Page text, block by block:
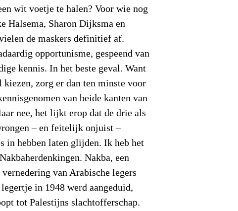
wit voetje te halen? Voor wie nog
Halsema, Sharon Dijksma en
de maskers definitief af.
opportunisme, gespeend van
kennis. In het beste geval. Want
zorg er dan ten minste voor
van beide kanten van
nee, het lijkt erop dat de drie als
– en feitelijk onjuist –
in hebben laten glijden. Ik heb het
Nakba, een
van Arabische legers
in 1948 werd aangeduid,
tot Palestijns slachtofferschap.